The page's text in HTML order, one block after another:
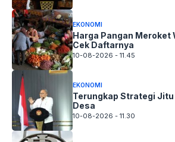
EKONOMI
Harga Pangan Meroket
Cek Daftarnya
10-08-2026 - 11.45
EKONOMI
Terungkap Strategi
Desa
10-08-2026 - 11.30